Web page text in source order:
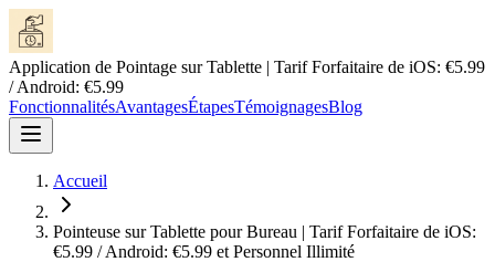
Application de Pointage sur Tablette | Tarif Forfaitaire de iOS: €5.99
/ Android: €5.99
FonctionnalitésAvantagesÉtapesTémoignagesBlog
Accueil
Pointeuse sur Tablette pour Bureau | Tarif Forfaitaire de iOS:
€5.99 / Android: €5.99 et Personnel Illimité